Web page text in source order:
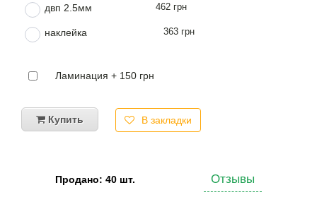
двп 2.5мм 462 грн
наклейка 363 грн
Ламинация + 150 грн
Купить В закладки
Продано: 40 шт. Отзывы